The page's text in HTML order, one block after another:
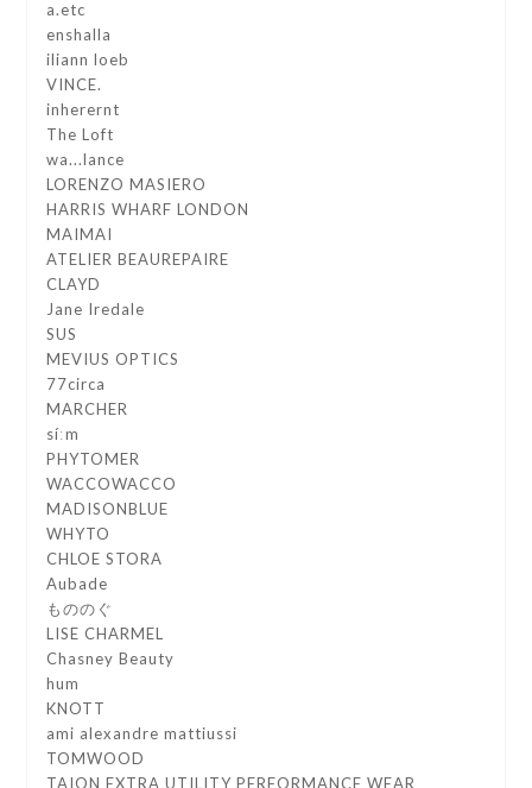
a.etc
enshalla
iliann loeb
VINCE.
inherernt
The Loft
wa...lance
LORENZO MASIERO
HARRIS WHARF LONDON
MAIMAI
ATELIER BEAUREPAIRE
CLAYD
Jane Iredale
SUS
MEVIUS OPTICS
77circa
MARCHER
síːm
PHYTOMER
WACCOWACCO
MADISONBLUE
WHYTO
CHLOE STORA
Aubade
もののぐ
LISE CHARMEL
Chasney Beauty
hum
KNOTT
ami alexandre mattiussi
TOMWOOD
TAION EXTRA UTILITY PERFORMANCE WEAR